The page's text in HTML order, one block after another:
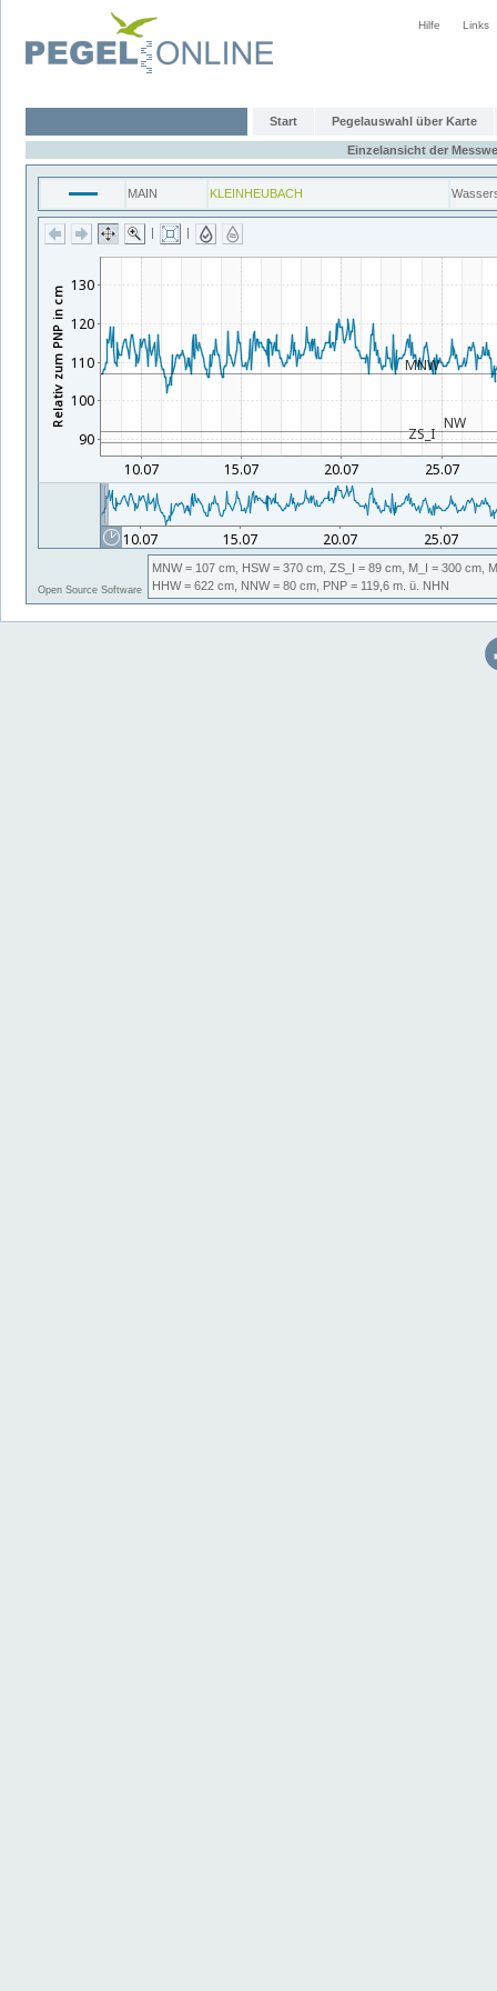
Hilfe Links
Start Pegelauswahl über Karte
Einzelansicht der
MAIN KLEINHEUBACH
| |
Open Source Software
MNW= 107 cm, HSW= 370 cm, ZS_I = 89 cm, M_I = 300 cm,
HHW= 622 cm, NNW= 80 cm, PNP = 119,6 m. ü. NHN